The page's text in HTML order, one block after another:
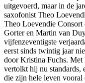
uitgevoerd, maar in de
saxofonist Theo
Theo Loevendie
Gorter en Martin van
vijfenzeventigste
eerst sinds twintig jaar
door Kristina Fuchs. Met
vertolkt hij nu standards,
die zijn hele leven vooral